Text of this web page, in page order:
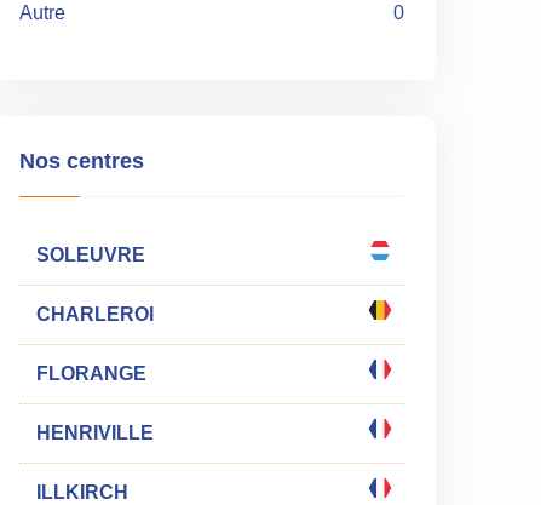
Autre 0
Nos centres
SOLEUVRE
CHARLEROI
FLORANGE
HENRIVILLE
ILLKIRCH